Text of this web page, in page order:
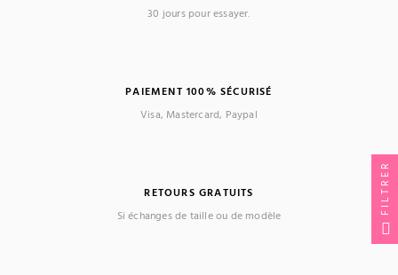
30 jours pour essayer.
PAIEMENT 100% SÉCURISÉ
Visa, Mastercard, Paypal
RETOURS GRATUITS
Si échanges de taille ou de modèle
FILTRER